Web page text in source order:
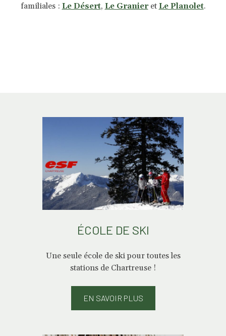
familiales : Le Désert, Le Granieret Le Planolet.
ÉCOLE DE SKI
Une seule école de ski pour toutes les
stations de Chartreuse !
EN SAVOIR PLUS